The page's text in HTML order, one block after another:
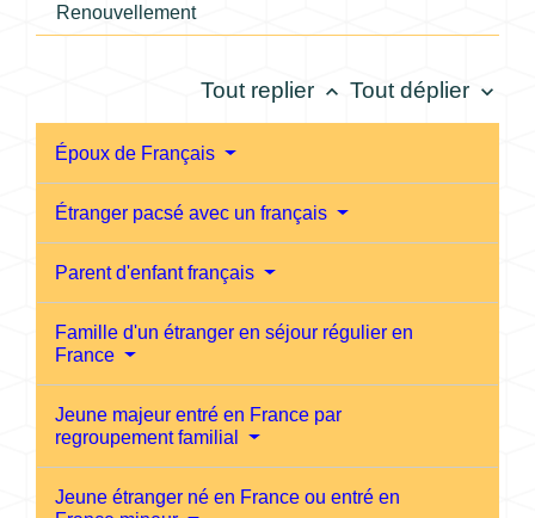
Renouvellement
Tout replier keyboard_arrow_up Tout déplier keyboard_arrow_down
Époux de Français
Étranger pacsé avec un français
Parent d'enfant français
Famille d'un étranger en séjour régulier en
France
Jeune majeur entré en France par
regroupement familial
Jeune étranger né en France ou entré en